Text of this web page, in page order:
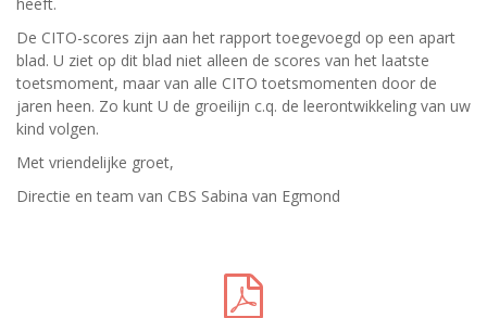
De CITO-scores zijn aan het rapport toegevoegd op een apart
blad. U ziet op dit blad niet alleen de scores van het laatste
toetsmoment, maar van alle CITO toetsmomenten door de
jaren heen. Zo kunt U de groeilijn c.q. de leerontwikkeling van uw
kind volgen.
Met vriendelijke groet,
Directie en team van CBS Sabina van Egmond